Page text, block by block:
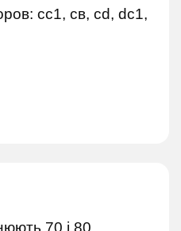
сс1, св, cd, dc1,
70 і 80